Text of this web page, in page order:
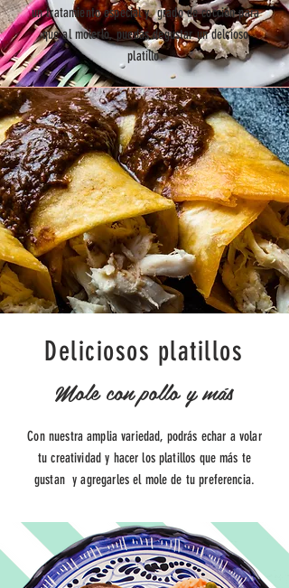
un tratamiento especial y grado de cocción para
que al molerlo, puedas degustar un delcioso
platillo.
Deliciosos platillos
Mole con pollo y más
Con nuestra amplia variedad, podrás echar a volar
tu creatividad y hacer los platillos que más te
gustan y agregarles el mole de tu preferencia.